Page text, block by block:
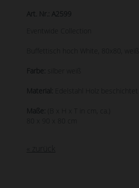
Art. Nr.: A2599
Eventwide Collection
Buffettisch hoch White, 80x80, weiß
Farbe:
Material: Edelstahl Holz beschichtet
Maße:
(B x H x T in cm, ca.)
« zurück